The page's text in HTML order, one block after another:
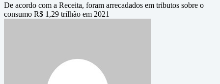
De acordo com a Receita, foram arrecadados em tributos sobre o
consumo R$ 1,29 trilhão em 2021